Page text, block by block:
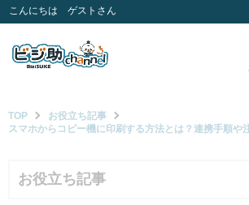
こんにちは ゲストさん
TOP
お役立ち記事
スマホからコピー機に印刷する方法とは？連携手順や
お役立ち記事